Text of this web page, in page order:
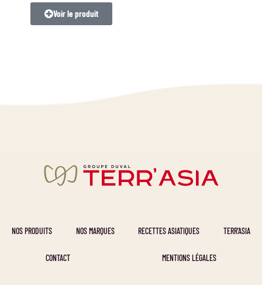
Voir le produit
NOS PRODUITS NOS MARQUES RECETTES ASIATIQUES TERR’ASIA
CONTACT MENTIONS LÉGALES